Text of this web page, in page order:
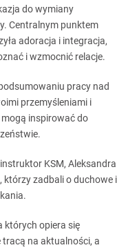
do wymiany
Centralnym punktem
adoracja i integracja,
i wzmocnić relacje.
pracy nad
przemyśleniami i
inspirować do
KSM, Aleksandra
którzy zadbali o duchowe i
których opiera się
tracą na aktualności, a